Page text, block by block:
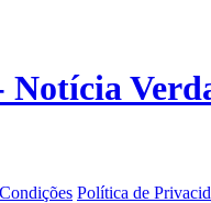
Política de